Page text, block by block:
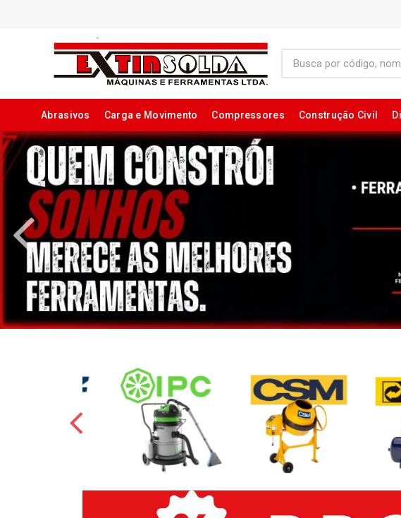
Abrasivos Carga e Movimento Compressores Construção Civil